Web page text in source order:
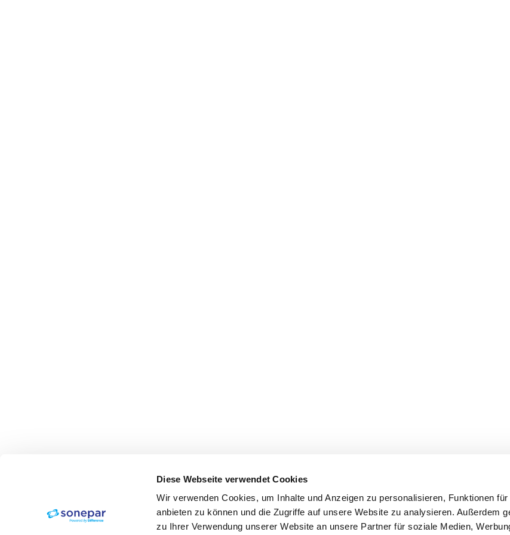
Diese Webseite verwendet Cookies
Wir verwenden Cookies, um Inhalte und Anzeigen zu personalisieren, Funktionen
anbieten zu können und die Zugriffe auf unsere Website zu analysieren. Außerdem
zu Ihrer Verwendung unserer Website an unsere Partner für soziale Medien,